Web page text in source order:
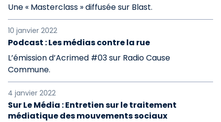
Une « Masterclass » diffusée sur Blast.
10 janvier 2022
Podcast : Les médias contre la rue
L’émission d’Acrimed #03 sur Radio Cause
Commune.
4 janvier 2022
Sur Le Média : Entretien sur le traitement
médiatique des mouvements sociaux